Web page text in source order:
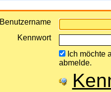
Benutzername
Kennwort
Ich möchte
abmelde.